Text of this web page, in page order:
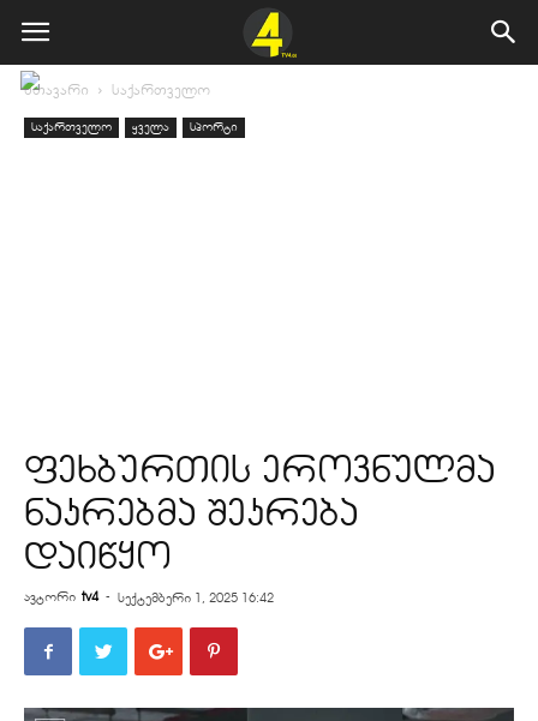
მთავარი საქართველო
საქართველო ყველა სპორტი
ფეხბურთის ეროვნულმა
ნაკრებმა შეკრება
დაიწყო
ავტორი tv4 - სექტემბერი 1, 2025 16:42